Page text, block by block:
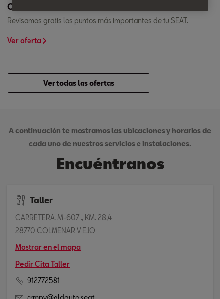
Chequeo preventivo.
Revisamos gratis los puntos más importantes de tu SEAT.
Ver oferta
Ver todas las ofertas
A continuación te mostramos las ubicaciones y horarios de
cada uno de nuestros servicios e instalaciones.
Encuéntranos
Taller
CARRETERA. M-607 ., KM. 28,4
28770 COLMENAR VIEJO
Mostrar en el mapa
Pedir Cita Taller
912772581
crmpv@aldauto.seat